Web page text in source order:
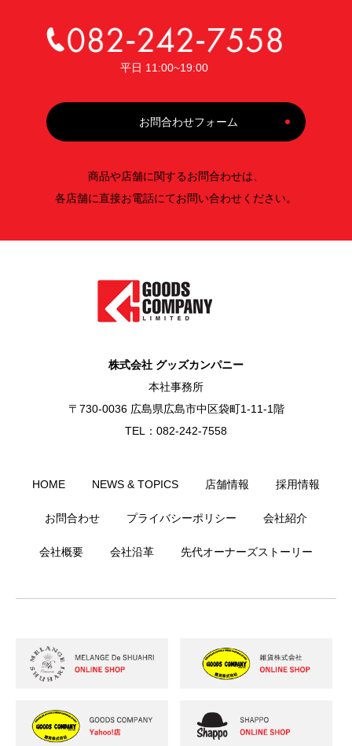
平日 11:00~19:00
お問合わせフォーム
商品や店舗に関するお問合わせは、
各店舗に直接お電話にてお問い合わせください。
株式会社 グッズカンパニー
本社事務所
〒730-0036 広島県広島市中区袋町1-11-1階
TEL：082-242-7558
HOME NEWS & TOPICS 店舗情報 採用情報
お問合わせ プライバシーポリシー 会社紹介
会社概要 会社沿革 先代オーナーズストーリー